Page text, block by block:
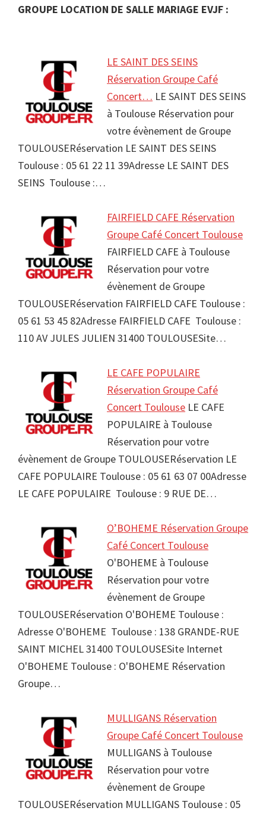
GROUPE LOCATION DE SALLE MARIAGE EVJF :
LE SAINT DES SEINS
Réservation Groupe Café
Concert… LE SAINT DES SEINS
à Toulouse Réservation pour
votre évènement de Groupe
TOULOUSERéservation LE SAINT DES SEINS
Toulouse : 05 61 22 11 39Adresse LE SAINT DES
SEINS Toulouse :…
FAIRFIELD CAFE Réservation
Groupe Café Concert Toulouse
FAIRFIELD CAFE à Toulouse
Réservation pour votre
évènement de Groupe
TOULOUSERéservation FAIRFIELD CAFE Toulouse :
05 61 53 45 82Adresse FAIRFIELD CAFE Toulouse :
110 AV JULES JULIEN 31400 TOULOUSESite…
LE CAFE POPULAIRE
Réservation Groupe Café
Concert Toulouse LE CAFE
POPULAIRE à Toulouse
Réservation pour votre
évènement de Groupe TOULOUSERéservation LE
CAFE POPULAIRE Toulouse : 05 61 63 07 00Adresse
LE CAFE POPULAIRE Toulouse : 9 RUE DE…
O’BOHEME Réservation Groupe
Café Concert Toulouse
O'BOHEME à Toulouse
Réservation pour votre
évènement de Groupe
TOULOUSERéservation O'BOHEME Toulouse :
Adresse O'BOHEME Toulouse : 138 GRANDE-RUE
SAINT MICHEL 31400 TOULOUSESite Internet
O'BOHEME Toulouse : O'BOHEME Réservation
Groupe…
MULLIGANS Réservation
Groupe Café Concert Toulouse
MULLIGANS à Toulouse
Réservation pour votre
évènement de Groupe
TOULOUSERéservation MULLIGANS Toulouse : 05